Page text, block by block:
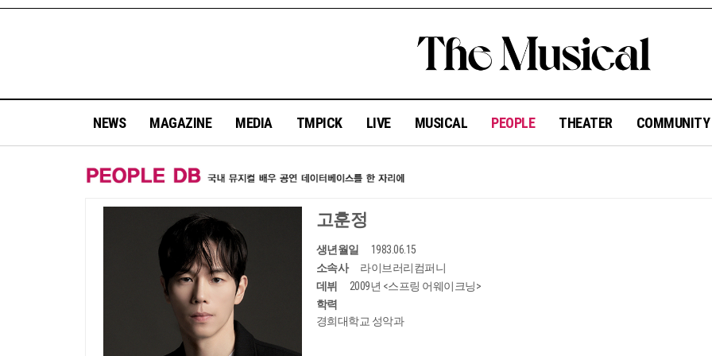
NEWS MAGAZINE MEDIA TMPICK LIVE MUSICAL PEOPLE THEATER COMMUNITY
고훈정
생년월일
1983.06.15
소속사
라이브러리컴퍼니
데뷔
2009년 <스프링 어웨이크닝>
학력
경희대학교 성악과